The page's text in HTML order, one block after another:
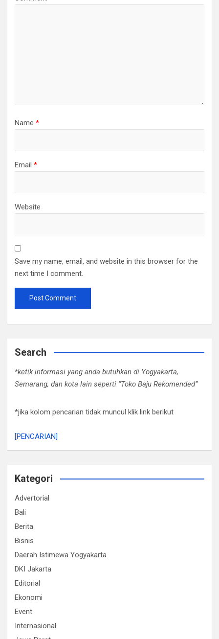
Name *
Email *
Website
Save my name, email, and website in this browser for the
next time I comment.
Search
*ketik informasi yang anda butuhkan di Yogyakarta,
Semarang, dan kota lain seperti “Toko Baju Rekomended”
*jika kolom pencarian tidak muncul klik link berikut
[PENCARIAN]
Kategori
Advertorial
Bali
Berita
Bisnis
Daerah Istimewa Yogyakarta
DKI Jakarta
Editorial
Ekonomi
Event
Internasional